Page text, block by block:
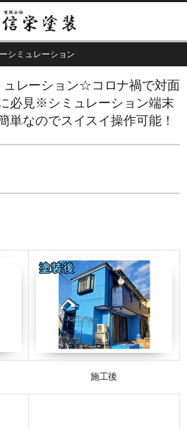
シミュレーション
レーション☆コロナ禍で対面
必見※シミュレーション端末
単なのでスイスイ操作可能！
施工後